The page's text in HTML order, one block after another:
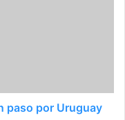
paso por Uruguay